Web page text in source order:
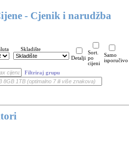
- Cjenik i narudžba
Skladište
Detalji
Sort.
po
cijeni
Samo
isporučivo
Filtriraj grupu